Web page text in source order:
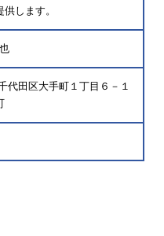
供します。
代田区大手町１丁目６－１